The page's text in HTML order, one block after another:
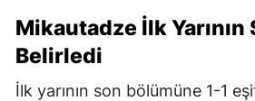
Mikautadze İlk Yarının
Belirledi
İlk yarının son bölümüne 1-1